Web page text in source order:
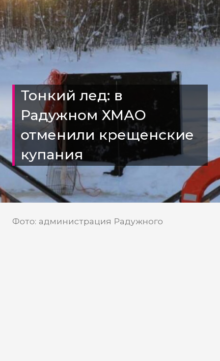
Тонкий лед: в
Радужном ХМАО
отменили крещенские
купания
Фото: администрация Радужного